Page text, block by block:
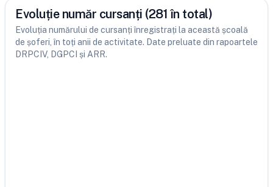
Evoluție număr cursanți (281 în total)
Evoluția numărului de cursanți înregistrați la această școală
de șoferi, în toți anii de activitate. Date preluate din rapoartele
DRPCIV, DGPCI și ARR.